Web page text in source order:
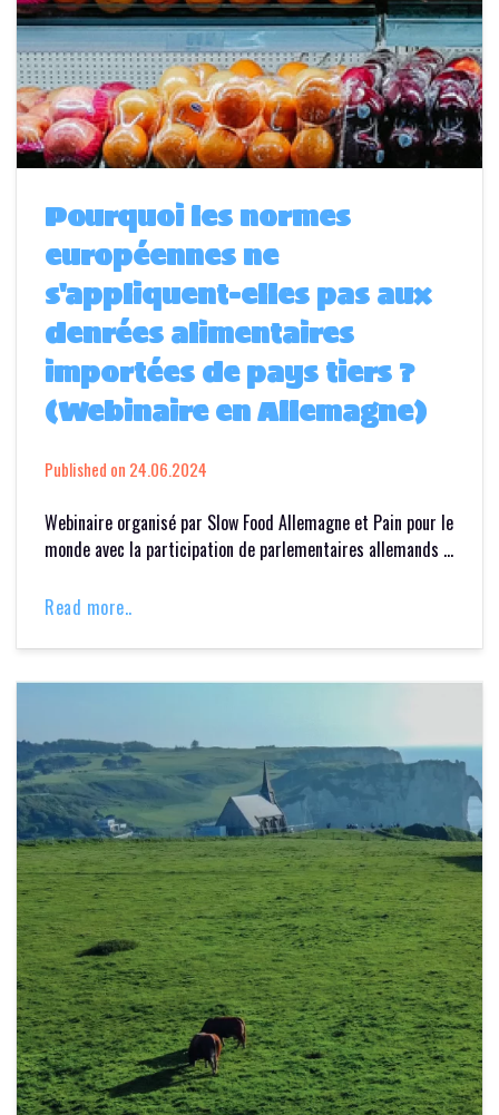
Pourquoi les normes
européennes ne
s'appliquent-elles pas aux
denrées alimentaires
importées de pays tiers ?
(Webinaire en Allemagne)
Published on 24.06.2024
Webinaire organisé par Slow Food Allemagne et Pain pour le
monde avec la participation de parlementaires allemands …
Read more..